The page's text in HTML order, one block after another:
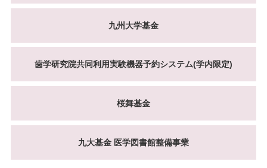
九州大学基金
歯学研究院共同利用実験機器予約システム(学内限定)
桜舞基金
九大基金 医学図書館整備事業